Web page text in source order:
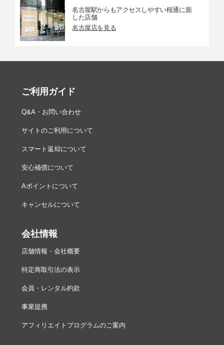
名古屋駅からもアクセスしやすい桜通に面
した店舗
名古屋店を見る
ご利用ガイド
Q&A・お問い合わせ
サイトのご利用について
スマート返却について
安心補償について
Aポイントについて
キャンセルについて
会社情報
店舗情報・会社概要
特定商取引法の表示
会員・レンタル約款
事業提携
アフィリエイトプログラムのご案内